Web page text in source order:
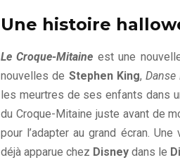
Une histoire
Le Croque-Mitaine est une
nouvelles de Stephen King,Danse
les meurtres de ses enfants dans
du Croque-Mitaine juste avant de
pour l’adapter au grand écran.
déjà apparue chez Disney dans le